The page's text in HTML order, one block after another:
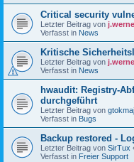
Critical security
Letzter Beitrag von
Verfasst in News
Kritische
Letzter Beitrag von
Verfasst in News
hwaudit: Registry-
durchgeführt
Letzter Beitrag von
Verfasst in Bugs
Backup restored -
Letzter Beitrag von SirTux
Verfasst in Freier Support